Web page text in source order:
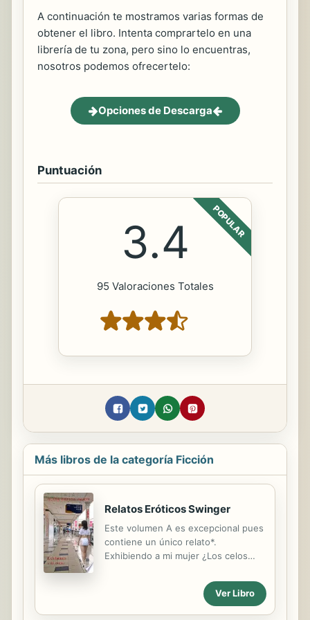
A continuación te mostramos varias formas de
obtener el libro. Intenta comprartelo en una
librería de tu zona, pero sino lo encuentras,
nosotros podemos ofrecertelo:
Opciones de Descarga
Puntuación
POPULAR
3.4
95 Valoraciones Totales
Más libros de la categoría Ficción
Relatos Eróticos Swinger
Este volumen A es excepcional pues
contiene un único relato*.
Exhibiendo a mi mujer ¿Los celos
ayudar a una pareja a reencontrar la
pasión? Salvador siempre ha celado a
Ver Libro